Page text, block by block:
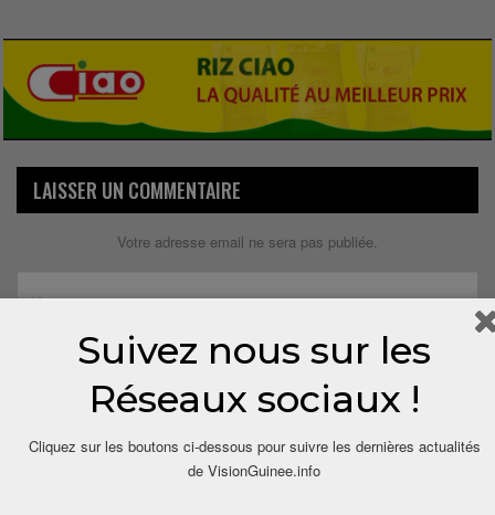
LAISSER UN COMMENTAIRE
Votre adresse email ne sera pas publiée.
Suivez nous sur les
Réseaux sociaux !
Cliquez sur les boutons ci-dessous pour suivre les dernières actualités
de VisionGuinee.info